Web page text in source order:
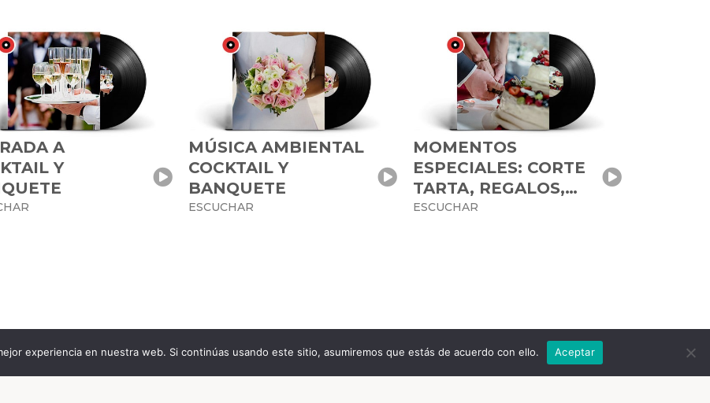
A
Y
MÚSICA AMBIENTAL
COCKTAIL Y
BANQUETE
ESCUCHAR
MOMENTOS
ESPECIALES: CORTE
TARTA, REGALOS,…
ESCUCHAR
experiencia en nuestra web. Si continúas usando este sitio, asumiremos que estás de acuerdo con ello. Aceptar